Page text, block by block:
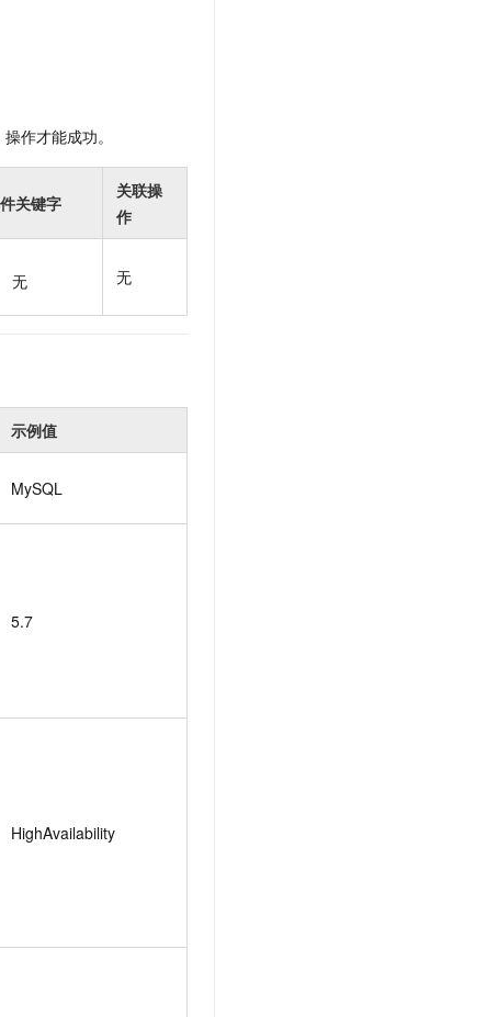
作才能成功。
关键字
关联操
作
无 无
示例值
MySQL
5.7
HighAvailability